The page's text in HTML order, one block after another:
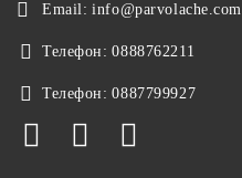
Email: info@parvolache.com
Телефон: 0888762211
Телефон: 0887799927